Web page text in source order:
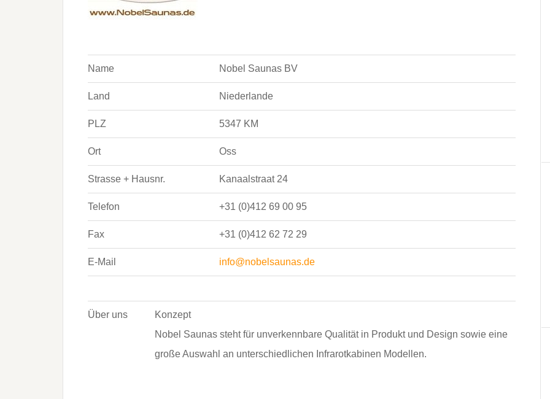
Name Nobel Saunas BV
Land Niederlande
PLZ 5347 KM
Ort Oss
Strasse + Hausnr. Kanaalstraat 24
Telefon +31 (0)412 69 00 95
Fax +31 (0)412 62 72 29
E-Mail info@nobelsaunas.de
Über uns
Konzept
Nobel Saunas steht für unverkennbare Qualität in Produkt und Design sowie eine
große Auswahl an unterschiedlichen Infrarotkabinen Modellen.